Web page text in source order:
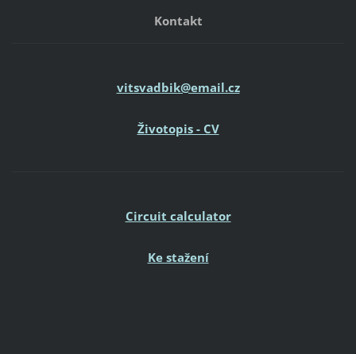
Kontakt
vitsvadbik@email.cz
Životopis - CV
Circuit calculator
Ke stažení